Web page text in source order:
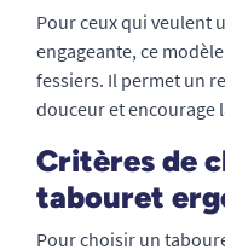
Pour ceux qui veulent
engageante, ce
fessiers. Il permet un
douceur et encourage
Critères de
tabouret
Pour choisir un